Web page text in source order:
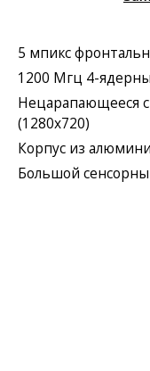
5 мпикс
1200 Мгц 4-
Нецарапающееся
(1280x720)
Корпус из
Большой